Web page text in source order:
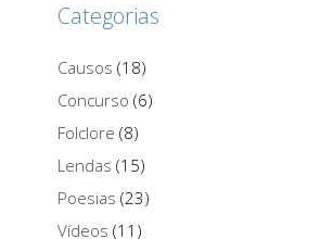
Categorias
Causos (18)
Concurso (6)
Folclore (8)
Lendas (15)
Poesias (23)
Vídeos (11)